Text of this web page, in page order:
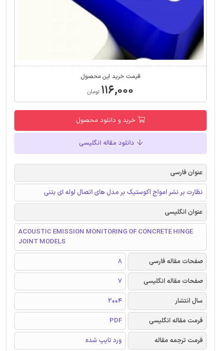
قیمت خرید این محصول
۱۱۶,۰۰۰ تومان
خرید و دانلود محصول
دانلود مقاله انگلیسی
عنوان فارسی
نظارت بر نشر امواج آکوستیک بر مدل های اتصال لوله ای بتنی
عنوان انگلیسی
ACOUSTIC EMISSION MONITORING OF CONCRETE HINGE
JOINT MODELS
صفحات مقاله فارسی
8
صفحات مقاله انگلیسی
7
سال انتشار
2004
فرمت مقاله انگلیسی
PDF
فرمت ترجمه مقاله
ورد تایپ شده